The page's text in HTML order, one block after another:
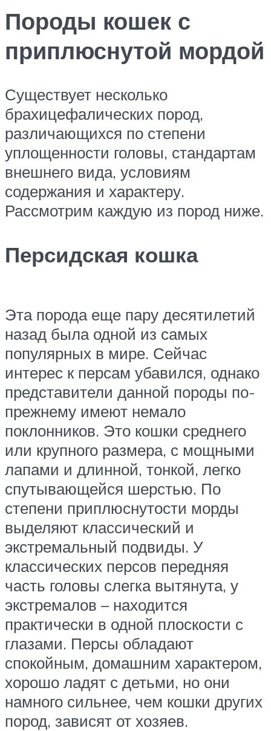
Породы кошек с
приплюснутой мордой
Существует несколько
брахицефалических пород,
различающихся по степени
уплощенности головы, стандартам
внешнего вида, условиям
содержания и характеру.
Рассмотрим каждую из пород ниже.
Персидская кошка
Эта порода еще пару десятилетий
назад была одной из самых
популярных в мире. Сейчас
интерес к персам убавился, однако
представители данной породы по-
прежнему имеют немало
поклонников. Это кошки среднего
или крупного размера, с мощными
лапами и длинной, тонкой, легко
спутывающейся шерстью. По
степени приплюснутости морды
выделяют классический и
экстремальный подвиды. У
классических персов передняя
часть головы слегка вытянута, у
экстремалов – находится
практически в одной плоскости с
глазами. Персы обладают
спокойным, домашним характером,
хорошо ладят с детьми, но они
намного сильнее, чем кошки других
пород, зависят от хозяев.